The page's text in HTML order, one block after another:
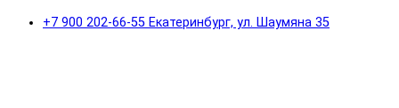
+7 900 202-66-55 Екатеринбург, ул. Шаумяна 35